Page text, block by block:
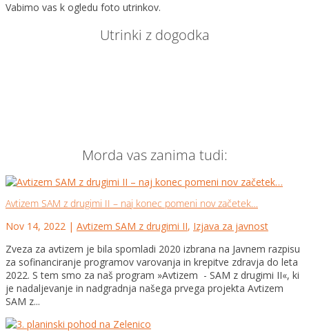
Vabimo vas k ogledu foto utrinkov.
Utrinki z dogodka
Morda vas zanima tudi:
Avtizem SAM z drugimi II – naj konec pomeni nov začetek…
Nov 14, 2022 | Avtizem SAM z drugimi II, Izjava za javnost
Zveza za avtizem je bila spomladi 2020 izbrana na Javnem razpisu
za sofinanciranje programov varovanja in krepitve zdravja do leta
2022. S tem smo za naš program »Avtizem - SAM z drugimi II«, ki
je nadaljevanje in nadgradnja našega prvega projekta Avtizem
SAM z...